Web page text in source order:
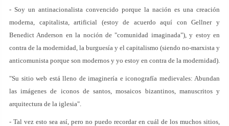
- Soy un antinacionalista convencido porque la nación es una creación
moderna, capitalista, artificial (estoy de acuerdo aquí con Gellner y
Benedict Anderson en la noción de "comunidad imaginada"), y estoy en
contra de la modernidad, la burguesía y el capitalismo (siendo no-marxista y
anticomunista porque son modernos y yo estoy en contra de la modernidad).
"Su sitio web está lleno de imaginería e iconografía medievales: Abundan
las imágenes de iconos de santos, mosaicos bizantinos, manuscritos y
arquitectura de la iglesia".
- Tal vez esto sea así, pero no puedo recordar en cuál de los muchos sitios,